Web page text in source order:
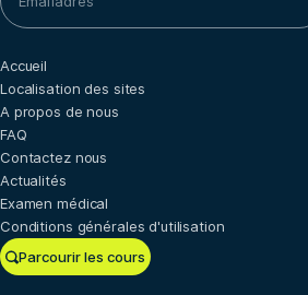
Parcourir les cours
Accueil
Localisation des sites
A propos de nous
FAQ
Contactez nous
Actualités
Examen médical
Conditions générales d'utilisation